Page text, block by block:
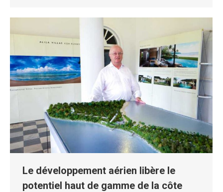
Le développement aérien libère le
potentiel haut de gamme de la côte